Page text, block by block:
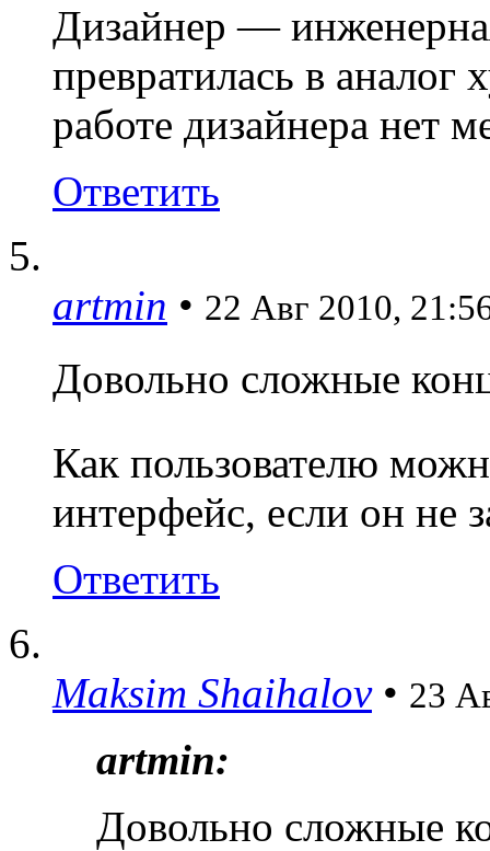
Дизайнер —
превратилась в
работе дизайнера нет
Ответить
artmin • 22 Авг 2010,
Довольно сложные
Как пользователю
интерфейс, если он не
Ответить
Maksim Shaihalov • 23
artmin:
Довольно сложные